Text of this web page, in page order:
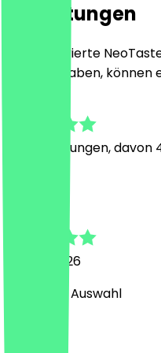
Bewertungen
Nur registrierte
besucht haben,
Bewertungen, davon
10. Juni 2026
super, viel Auswahl